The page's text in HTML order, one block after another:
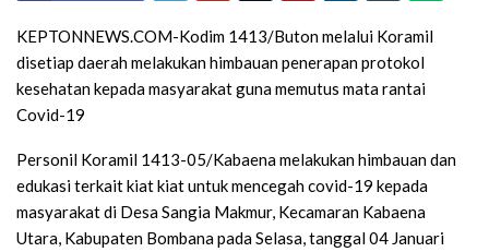
KEPTONNEWS.COM-Kodim 1413/Buton melalui Koramil
disetiap daerah melakukan himbauan penerapan protokol
kesehatan kepada masyarakat guna memutus mata rantai
Covid-19
Personil Koramil 1413-05/Kabaena melakukan himbauan dan
edukasi terkait kiat kiat untuk mencegah covid-19 kepada
masyarakat di Desa Sangia Makmur, Kecamaran Kabaena
Utara, Kabupaten Bombana pada Selasa, tanggal 04 Januari